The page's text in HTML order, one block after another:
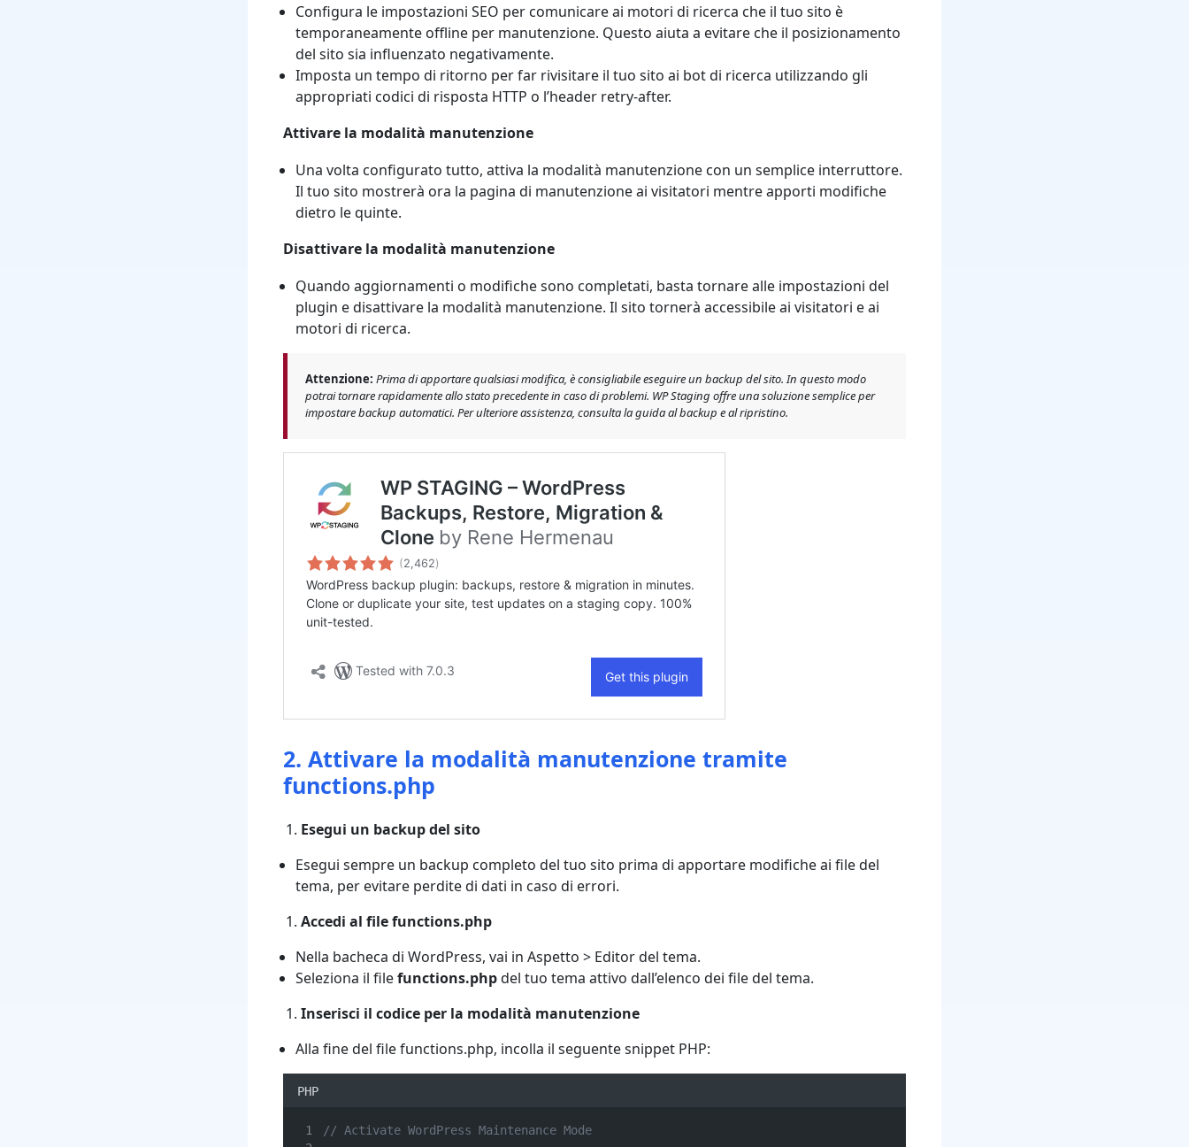
Configura le impostazioni SEO per comunicare ai motori di ricerca che il tuo sito è
temporaneamente offline per manutenzione. Questo aiuta a evitare che il posizionamento
del sito sia influenzato negativamente.
Imposta un tempo di ritorno per far rivisitare il tuo sito ai bot di ricerca utilizzando gli
appropriati codici di risposta HTTP o l’header retry-after.
Attivare la modalità manutenzione
Una volta configurato tutto, attiva la modalità manutenzione con un semplice interruttore.
Il tuo sito mostrerà ora la pagina di manutenzione ai visitatori mentre apporti modifiche
dietro le quinte.
Disattivare la modalità manutenzione
Quando aggiornamenti o modifiche sono completati, basta tornare alle impostazioni del
plugin e disattivare la modalità manutenzione. Il sito tornerà accessibile ai visitatori e ai
motori di ricerca.
Attenzione: Prima di apportare qualsiasi modifica, è consigliabile eseguire un backup del sito. In questo modo
potrai tornare rapidamente allo stato precedente in caso di problemi. WP Staging offre una soluzione semplice per
impostare backup automatici. Per ulteriore assistenza, consulta la guida al backup e al ripristino.
2. Attivare la modalità manutenzione tramite
functions.php
Esegui un backup del sito
Esegui sempre un backup completo del tuo sito prima di apportare modifiche ai file del
tema, per evitare perdite di dati in caso di errori.
Accedi al file functions.php
Nella bacheca di WordPress, vai in Aspetto > Editor del tema.
Seleziona il filefunctions.phpdel tuo tema attivo dall’elenco dei file del tema.
Inserisci il codice per la modalità manutenzione
Alla fine del file functions.php, incolla il seguente snippet PHP:
PHP
// Activate WordPress Maintenance Mode